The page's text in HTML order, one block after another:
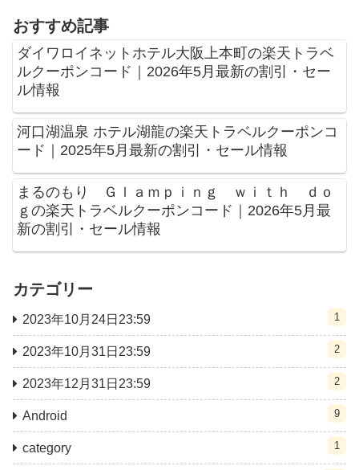
おすすめ記事
ダイワロイネットホテル大阪上本町の楽天トラベ
ルクーポンコード｜2026年5月最新の割引・セー
ル情報
河口湖温泉 ホテル湖龍の楽天トラベルクーポンコ
ード｜2025年5月最新の割引・セール情報
まるのもり Ｇｌａｍｐｉｎｇ ｗｉｔｈ ｄｏ
ｇの楽天トラベルクーポンコード｜2026年5月最
新の割引・セール情報
カテゴリー
2023年10月24日23:59 1
2023年10月31日23:59 2
2023年12月31日23:59 2
Android 9
category 1